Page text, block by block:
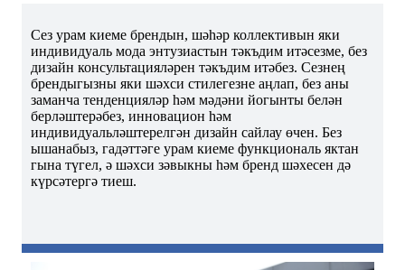
Сез урам киеме брендын, шәһәр коллективын яки
индивидуаль мода энтузиастын тәкъдим итәсезме, без
дизайн консультацияләрен тәкъдим итәбез. Сезнең
брендыгызны яки шәхси стилегезне аңлап, без аны
заманча тенденцияләр һәм мәдәни йогынты белән
берләштерәбез, инновацион һәм
индивидуальләштерелгән дизайн сайлау өчен. Без
ышанабыз, гадәттәге урам киеме функциональ яктан
гына түгел, ә шәхси зәвыкны һәм бренд шәхесен дә
күрсәтергә тиеш.